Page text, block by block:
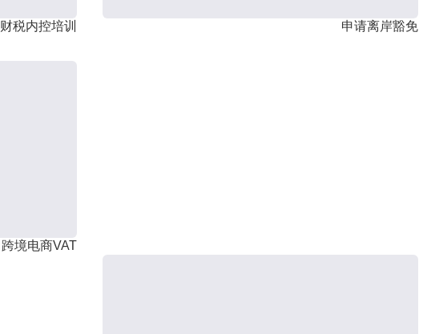
财税内控培训 申请离岸豁免
跨境电商VAT